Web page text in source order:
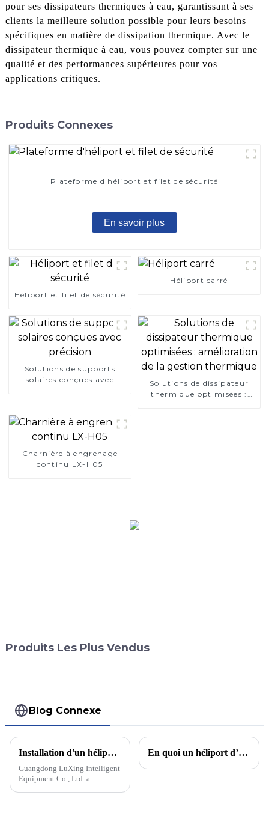
pour ses dissipateurs thermiques à eau, garantissant à ses
clients la meilleure solution possible pour leurs besoins
spécifiques en matière de dissipation thermique. Avec le
dissipateur thermique à eau, vous pouvez compter sur une
qualité et des performances supérieures pour vos
applications critiques.
Produits Connexes
Plateforme d'héliport et filet de sécurité
En savoir plus
Héliport et filet de sécurité
Héliport carré
Solutions de supports
solaires conçues avec
Solutions de dissipateur
thermique optimisées :
Charnière à engrenage
continu LX-H05
Produits Les Plus Vendus
Blog Connexe
Installation d'un héliport pour hélicoptères sur un navire
Guangdong LuXing Intelligent
Equipment Co., Ltd. a
En quoi un héliport d’hôpital est-il différent des autres héliports ?